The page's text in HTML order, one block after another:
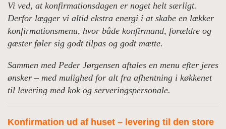
Vi ved, at konfirmationsdagen er noget helt særligt.
Derfor lægger vi altid ekstra energi i at skabe en lækker
konfirmationsmenu, hvor både konfirmand, forældre og
gæster føler sig godt tilpas og godt mætte.
Sammen med Peder Jørgensen aftales en menu efter jeres
ønsker – med mulighed for alt fra afhentning i køkkenet
til levering med kok og serveringspersonale.
Konfirmation ud af huset – levering til den store